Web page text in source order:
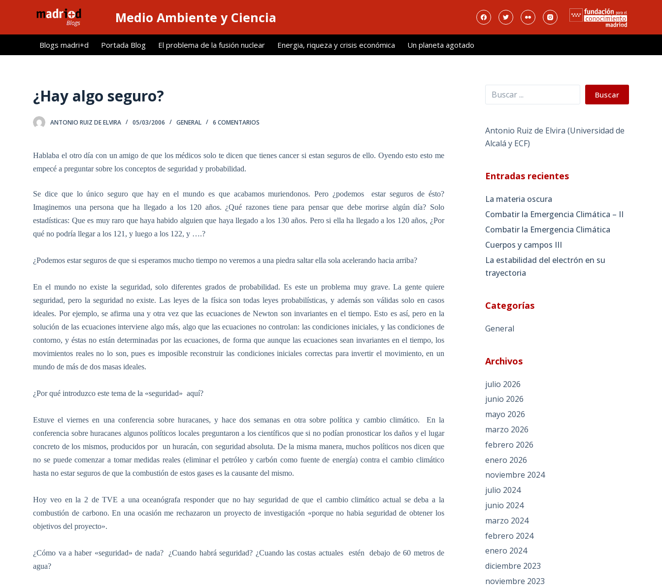
l
Medio Ambiente y Ciencia
Blogs madri+d Portada Blog El problema de la fusión nuclear Energia, riqueza y crisis económica Un planeta agotado
¿Hay algo seguro?
ANTONIO RUIZ DE ELVIRA 05/03/2006 GENERAL 6 COMENTARIOS
Hablaba el otro día con un amigo de que los médicos solo te dicen que tienes cancer si estan seguros de ello. Oyendo esto esto me
empecé a preguntar sobre los conceptos de seguridad y probabilidad.
Se dice que lo único seguro que hay en el mundo es que acabamos muriendonos. Pero ¿podemos
estar seguros de ésto?
Imaginemos una persona que ha llegado a los 120 años. ¿Qué razones tiene para pensar que debe morirse algún día? Solo
estadísticas: Que es muy raro que haya habido alguien que haya llegado a los 130 años. Pero si ella ha llegado a los 120 años, ¿Por
qué no podría llegar a los 121, y luego a los 122, y ….?
¿Podemos estar seguros de que si esperamos mucho tiempo no veremos a una piedra saltar ella sola acelerando hacia arriba?
En el mundo no existe la seguridad, solo diferentes grados de probabilidad. Es este un problema muy grave. La gente quiere
seguridad, pero la seguridad no existe. Las leyes de la física son todas leyes probabilísticas, y además son válidas solo en casos
ideales. Por ejemplo, se afirma una y otra vez que las ecuaciones de Newton son invariantes en el tiempo. Esto es así, pero en la
solución de las ecuaciones interviene algo más, algo que las ecuaciones no controlan: las condiciones iniciales, y las condiciones de
contorno, y éstas no están determinadas por las ecuaciones, de forma que aunque las ecuaciones sean invariantes en el tiempo, los
movimientos reales no lo son, pues es imposible reconstruir las condiciones iniciales correctas para invertir el movimiento, en un
mundo de más de dos masas ideales.
¿Por qué introduzco este tema de la «seguridad» aquí?
Estuve el viernes en una conferencia sobre huracanes, y hace dos semanas en otra sobre política y cambio climático.
En la
conferencia sobre huracanes algunos políticos locales preguntaron a los científicos que si no podían pronosticar los daños y el lugar
concreto de los mismos, producidos por un huracán, con seguridad absoluta. De la misma manera, muchos políticos nos dicen que
no se puede comenzar a tomar medidas reales (eliminar el petróleo y carbón como fuente de energía) contra el cambio climático
hasta no estar seguros de que la combustión de estos gases es la causante del mismo.
Hoy veo en la 2 de TVE a una oceanógrafa responder que no hay seguridad de que el cambio climático actual se deba a la
combustión de carbono. En una ocasión me rechazaron un proyecto de investigación «porque no habia seguridad de obtener los
objetivos del proyecto».
¿Cómo va a haber «seguridad» de nada? ¿Cuando habrá seguridad? ¿Cuando las costas actuales estén debajo de60 metrosde
agua?
Buscar Buscar
Antonio Ruiz de Elvira (Universidad de
Alcalá y ECF)
Entradas recientes
La materia oscura
Combatir la Emergencia Climática – II
Combatir la Emergencia Climática
Cuerpos y campos III
La estabilidad del electrón en su
trayectoria
Categorías
General
Archivos
julio 2026
junio 2026
mayo 2026
marzo 2026
febrero 2026
enero 2026
noviembre 2024
julio 2024
junio 2024
marzo 2024
febrero 2024
enero 2024
diciembre 2023
noviembre 2023